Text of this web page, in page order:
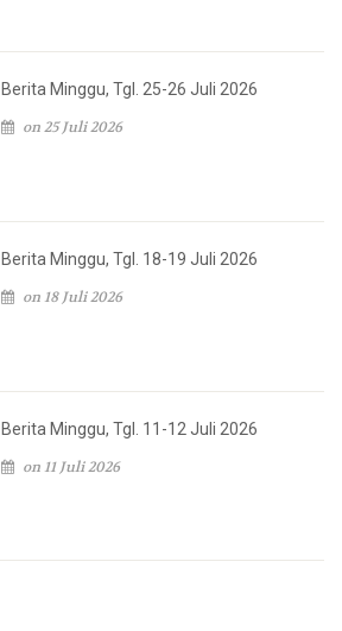
Berita Minggu, Tgl. 25-26 Juli 2026
on 25 Juli 2026
Berita Minggu, Tgl. 18-19 Juli 2026
on 18 Juli 2026
Berita Minggu, Tgl. 11-12 Juli 2026
on 11 Juli 2026